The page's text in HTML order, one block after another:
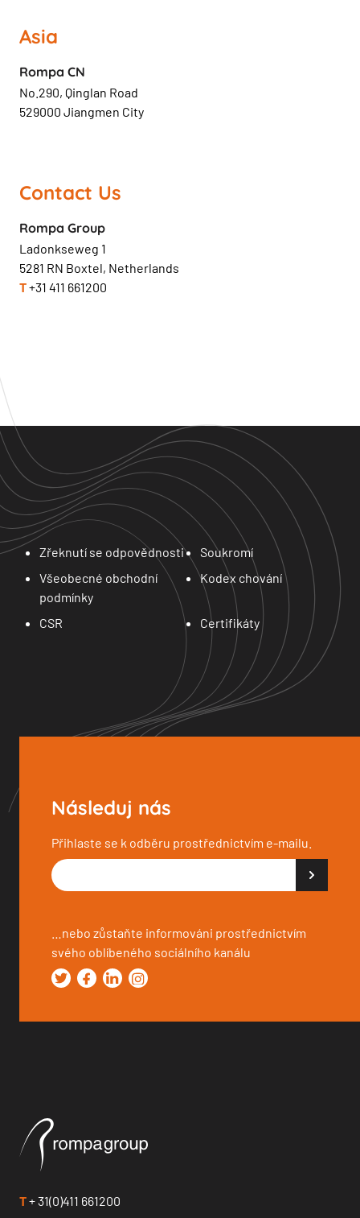
Asia
Rompa CN
No.290, Qinglan Road
529000 Jiangmen City
Contact Us
Rompa Group
Ladonkseweg 1
5281 RN Boxtel, Netherlands
T+31 411 661200
Zřeknutí se odpovědnosti
Soukromí
Všeobecné obchodní
podmínky
Kodex chování
CSR Certifikáty
Následuj nás
Přihlaste se k odběru prostřednictvím e-mailu.
…nebo zůstaňte informováni prostřednictvím
svého oblíbeného sociálního kanálu
T+ 31(0)411 661200